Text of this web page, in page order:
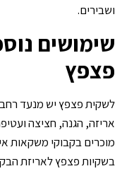
ושבירים.
שימושים
פצפץ
לשקית פצפץ יש מנעד רחב
אריזה, הגנה, חציצה
מוכרים בקבוקי משקאות
בשקיות פצפץ לאריזת